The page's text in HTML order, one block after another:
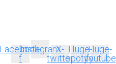
Facebook-
f
InstagramX-
twitter
Huge-
spotify
Huge-
youtube